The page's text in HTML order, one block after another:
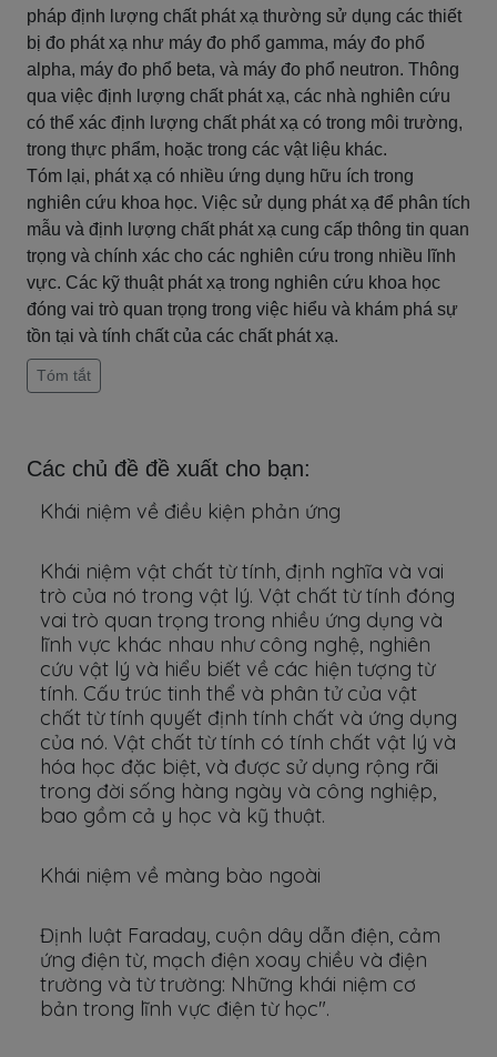
pháp định lượng chất phát xạ thường sử dụng các thiết
bị đo phát xạ như máy đo phổ gamma, máy đo phổ
alpha, máy đo phổ beta, và máy đo phổ neutron. Thông
qua việc định lượng chất phát xạ, các nhà nghiên cứu
có thể xác định lượng chất phát xạ có trong môi trường,
trong thực phẩm, hoặc trong các vật liệu khác.
Tóm lại, phát xạ có nhiều ứng dụng hữu ích trong
nghiên cứu khoa học. Việc sử dụng phát xạ để phân tích
mẫu và định lượng chất phát xạ cung cấp thông tin quan
trọng và chính xác cho các nghiên cứu trong nhiều lĩnh
vực. Các kỹ thuật phát xạ trong nghiên cứu khoa học
đóng vai trò quan trọng trong việc hiểu và khám phá sự
tồn tại và tính chất của các chất phát xạ.
Tóm tắt
Các chủ đề đề xuất cho bạn:
Khái niệm về điều kiện phản ứng
Khái niệm vật chất từ tính, định nghĩa và vai
trò của nó trong vật lý. Vật chất từ tính đóng
vai trò quan trọng trong nhiều ứng dụng và
lĩnh vực khác nhau như công nghệ, nghiên
cứu vật lý và hiểu biết về các hiện tượng từ
tính. Cấu trúc tinh thể và phân tử của vật
chất từ tính quyết định tính chất và ứng dụng
của nó. Vật chất từ tính có tính chất vật lý và
hóa học đặc biệt, và được sử dụng rộng rãi
trong đời sống hàng ngày và công nghiệp,
bao gồm cả y học và kỹ thuật.
Khái niệm về màng bào ngoài
Định luật Faraday, cuộn dây dẫn điện, cảm
ứng điện từ, mạch điện xoay chiều và điện
trường và từ trường: Những khái niệm cơ
bản trong lĩnh vực điện từ học".